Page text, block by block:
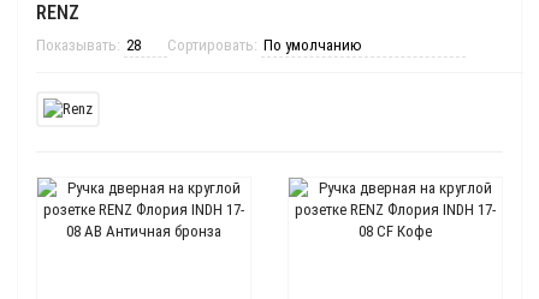
RENZ
Показывать: Сортировать: